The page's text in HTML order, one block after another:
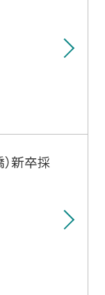
新卒採